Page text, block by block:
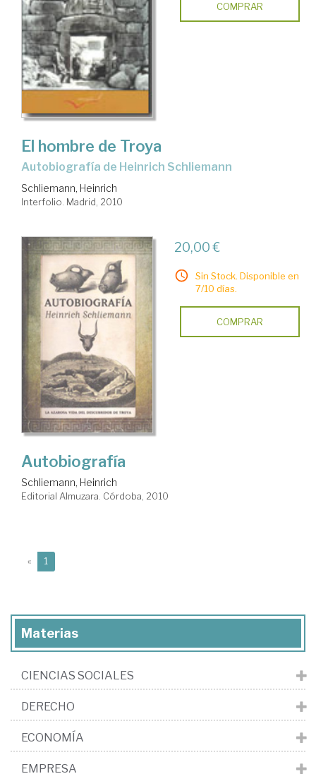
COMPRAR
El hombre de Troya
autobiografía de Heinrich Schliemann
Schliemann, Heinrich
Interfolio. Madrid, 2010
20,00 €
Sin Stock. Disponible en
7/10 días.
COMPRAR
Autobiografía
Schliemann, Heinrich
Editorial Almuzara. Córdoba, 2010
« 1
Materias
CIENCIAS SOCIALES
DERECHO
ECONOMÍA
EMPRESA